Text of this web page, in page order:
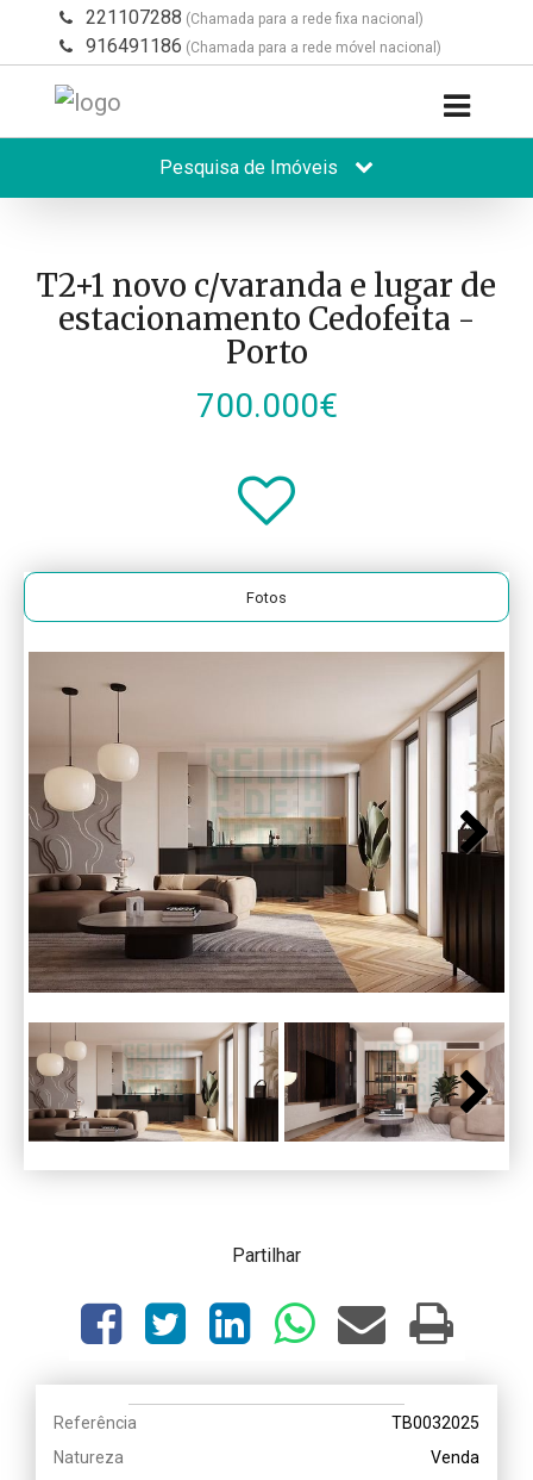
221107288 (Chamada para a rede fixa nacional)
916491186 (Chamada para a rede móvel nacional)
Pesquisa de Imóveis
T2+1 novo c/varanda e lugar de
estacionamento Cedofeita -
Porto
700.000€
Fotos
Next
Partilhar
Referência
TB0032025
Natureza
Venda